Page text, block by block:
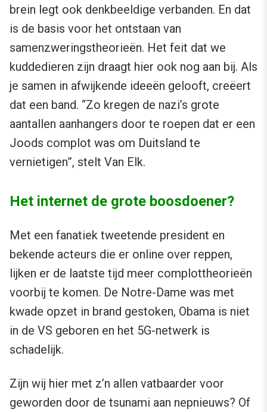
brein legt ook denkbeeldige verbanden. En dat
is de basis voor het ontstaan van
samenzweringstheorieën. Het feit dat we
kuddedieren zijn draagt hier ook nog aan bij. Als
je samen in afwijkende ideeën gelooft, creëert
dat een band. “Zo kregen de nazi’s grote
aantallen aanhangers door te roepen dat er een
Joods complot was om Duitsland te
vernietigen”, stelt Van Elk.
Het internet de grote boosdoener?
Met een fanatiek tweetende president en
bekende acteurs die er online over reppen,
lijken er de laatste tijd meer complottheorieën
voorbij te komen. De Notre-Dame was met
kwade opzet in brand gestoken, Obama is niet
in de VS geboren en het 5G-netwerk is
schadelijk.
Zijn wij hier met z’n allen vatbaarder voor
geworden door de tsunami aan nepnieuws? Of